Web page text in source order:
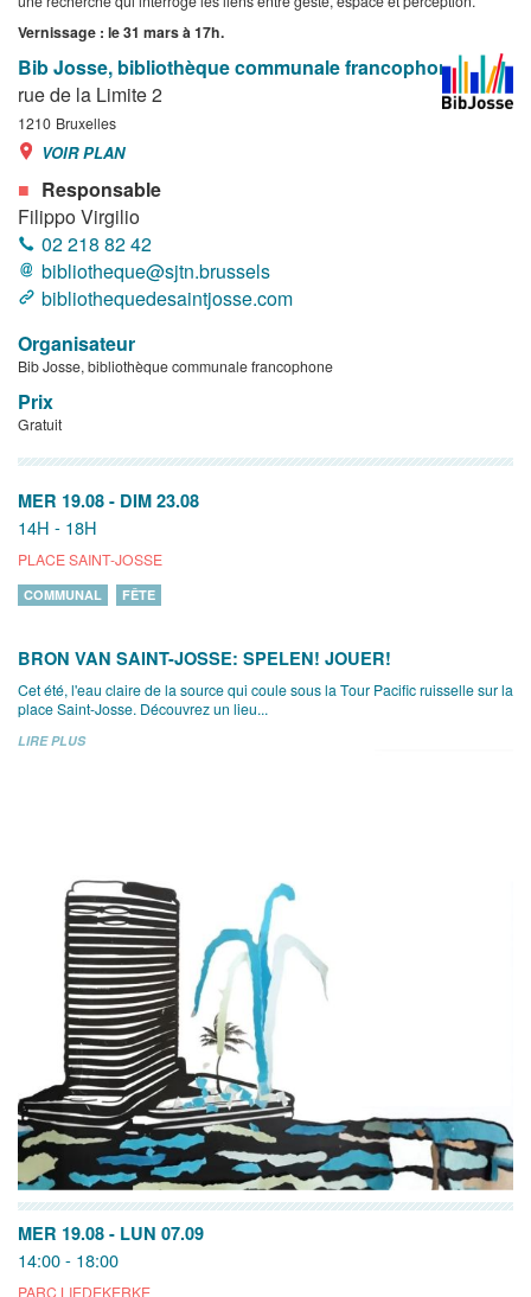
Vernissage : le 31 mars à 17h.
Bib Josse, bibliothèque communale francophone
rue de la Limite 2
1210 Bruxelles
VOIR PLAN
Responsable
Filippo Virgilio
02 218 82 42
bibliotheque@sjtn.brussels
bibliothequedesaintjosse.com
Organisateur
Bib Josse, bibliothèque communale francophone
Prix
Gratuit
MER 19.08 - DIM 23.08
14H - 18H
PLACE SAINT-JOSSE
COMMUNAL FÊTE
BRON VAN SAINT-JOSSE: SPELEN! JOUER!
Cet été, l'eau claire de la source qui coule sous la Tour Pacific ruisselle sur la
place Saint-Josse. Découvrez un lieu...
LIRE PLUS
MER 19.08 - LUN 07.09
14:00 - 18:00
PARC LIEDEKERKE